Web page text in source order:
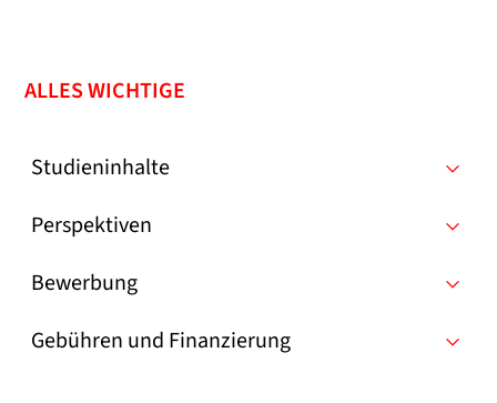
ALLES WICHTIGE
Studieninhalte
Perspektiven
Bewerbung
Gebühren und Finanzierung